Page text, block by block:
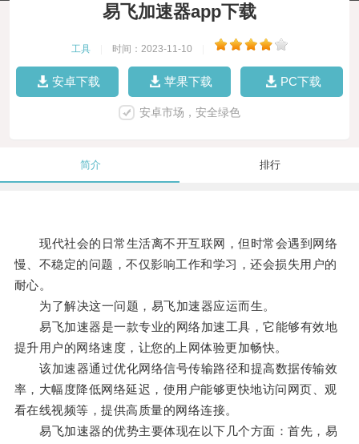
易飞加速器app下载
工具 时间：2023-11-10
安卓下载 苹果下载 PC下载
安卓市场，安全绿色
简介 排行
现代社会的日常生活离不开互联网，但时常会遇到网络
慢、不稳定的问题，不仅影响工作和学习，还会损失用户的
耐心。
为了解决这一问题，易飞加速器应运而生。
易飞加速器是一款专业的网络加速工具，它能够有效地
提升用户的网络速度，让您的上网体验更加畅快。
该加速器通过优化网络信号传输路径和提高数据传输效
率，大幅度降低网络延迟，使用户能够更快地访问网页、观
看在线视频等，提供高质量的网络连接。
易飞加速器的优势主要体现在以下几个方面：首先，易